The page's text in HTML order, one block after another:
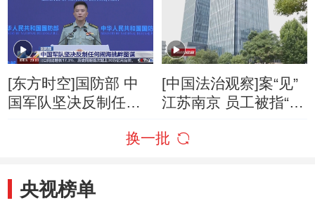
[东方时空]国防部 中
国军队坚决反制任何
[中国法治观察]案“见”
江苏南京 员工被指“摸
赔偿？
换一批
央视榜单